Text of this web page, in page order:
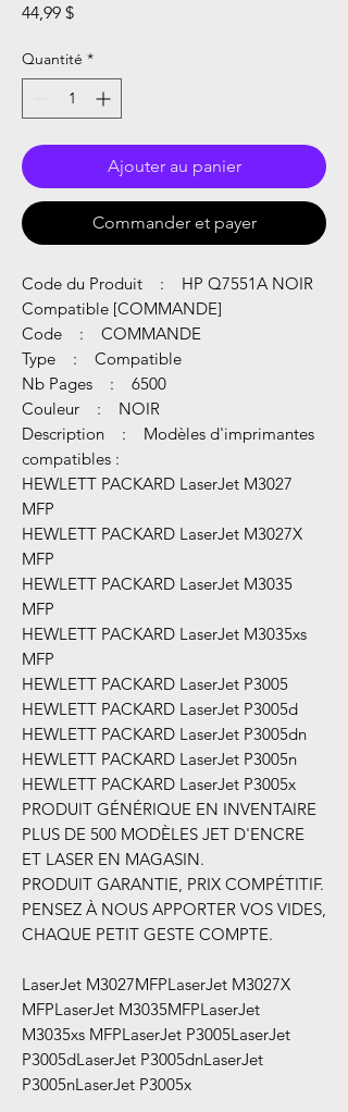
44,99 $Prix
Quantité *
Ajouter au panier
Commander et payer
Code du Produit : HP Q7551A NOIR
Compatible [COMMANDE]
Code : COMMANDE
Type : Compatible
Nb Pages : 6500
Couleur : NOIR
Description : Modèles d'imprimantes
compatibles :
HEWLETT PACKARD LaserJet M3027
MFP
HEWLETT PACKARD LaserJet M3027X
MFP
HEWLETT PACKARD LaserJet M3035
MFP
HEWLETT PACKARD LaserJet M3035xs
MFP
HEWLETT PACKARD LaserJet P3005
HEWLETT PACKARD LaserJet P3005d
HEWLETT PACKARD LaserJet P3005dn
HEWLETT PACKARD LaserJet P3005n
HEWLETT PACKARD LaserJet P3005x
PRODUIT GÉNÉRIQUE EN INVENTAIRE
PLUS DE 500 MODÈLES JET D'ENCRE
ET LASER EN MAGASIN.
PRODUIT GARANTIE, PRIX COMPÉTITIF.
PENSEZ À NOUS APPORTER VOS VIDES,
CHAQUE PETIT GESTE COMPTE. ​​
LaserJet M3027MFPLaserJet M3027X
MFPLaserJet M3035MFPLaserJet
M3035xs MFPLaserJet P3005LaserJet
P3005dLaserJet P3005dnLaserJet
P3005nLaserJet P3005x